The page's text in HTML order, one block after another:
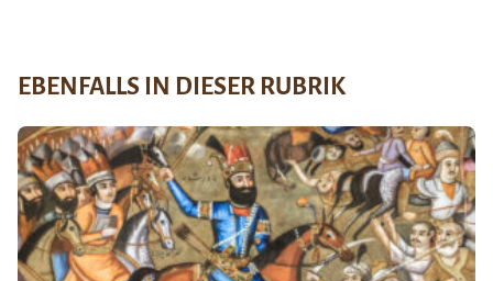
EBENFALLS IN DIESER RUBRIK